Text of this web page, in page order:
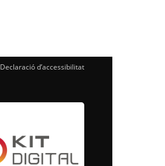
Declaració d’accessibilitat